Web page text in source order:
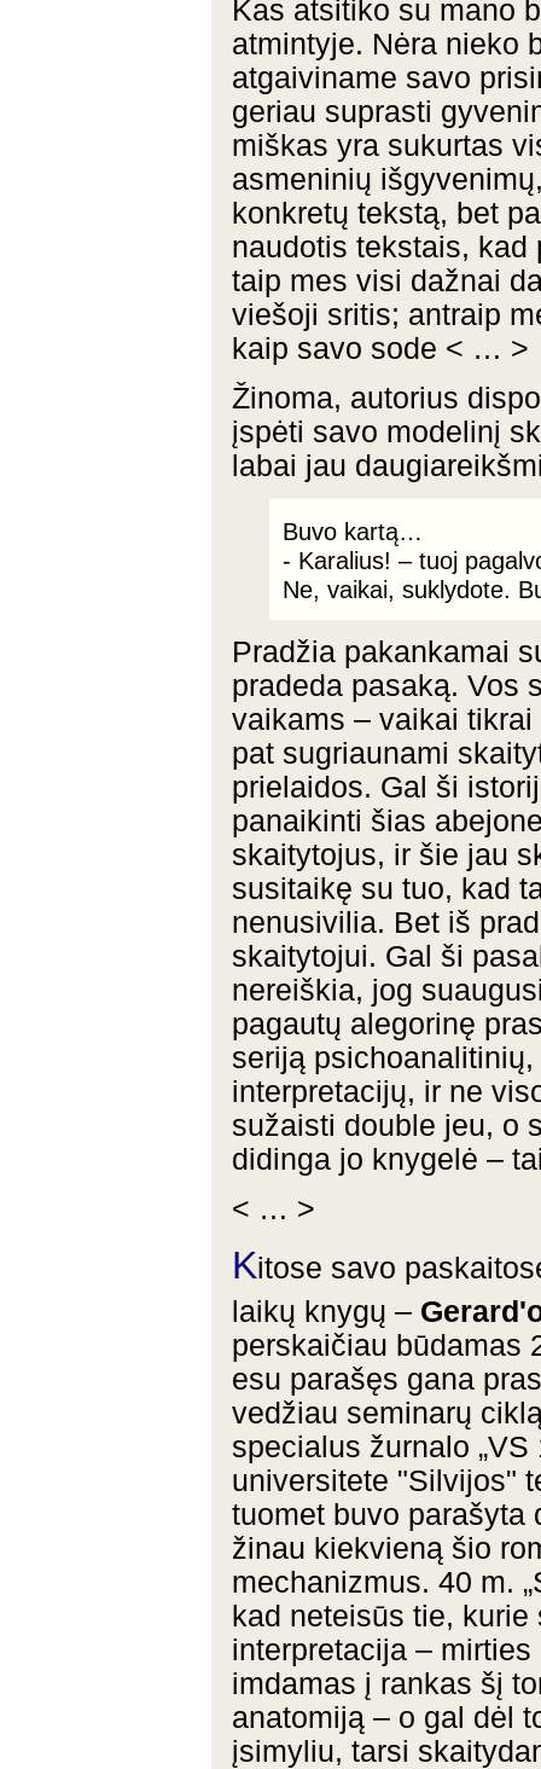
Kas atsitiko su mano
atmintyje. Nėra nieko
atgaiviname savo
geriau suprasti
miškas yra sukurtas
asmeninių
konkretų tekstą, bet
naudotis tekstais, kad
taip mes visi dažnai
viešoji sritis; antraip
kaip savo sode < … >
Žinoma, autorius
įspėti savo modelinį
labai jau
Buvo kartą…
- Karalius! – tuoj
Ne, vaikai, suklydote.
Pradžia pakankamai
pradeda pasaką. Vos
vaikams – vaikai
pat sugriaunami
prielaidos. Gal ši
panaikinti šias
skaitytojus, ir šie jau
susitaikę su tuo, kad
nenusivilia. Bet iš
skaitytojui. Gal ši
nereiškia, jog
pagautų alegorinę
seriją
interpretacijų, ir ne
sužaisti double jeu, o
didinga jo knygelė –
< … >
Kitose savo
laikų knygų –
perskaičiau būdamas
esu parašęs gana
vedžiau seminarų
specialus žurnalo
universitete "Silvijos"
tuomet buvo parašyta
žinau kiekvieną šio
mechanizmus. 40 m.
kad neteisūs tie,
interpretacija –
imdamas į rankas šį
anatomiją – o gal dėl
įsimyliu, tarsi